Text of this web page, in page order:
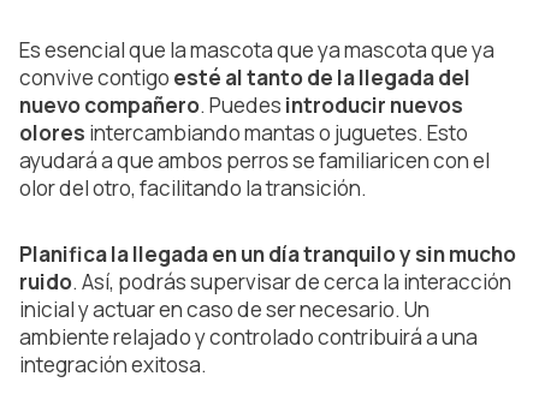
Es esencial que la mascota que ya mascota que ya
convive contigo esté al tanto de la llegada del
nuevo compañero. Puedes introducir nuevos
olores intercambiando mantas o juguetes. Esto
ayudará a que ambos perros se familiaricen con el
olor del otro, facilitando la transición.
Planifica la llegada en un día tranquilo y sin mucho
ruido. Así, podrás supervisar de cerca la interacción
inicial y actuar en caso de ser necesario. Un
ambiente relajado y controlado contribuirá a una
integración exitosa.